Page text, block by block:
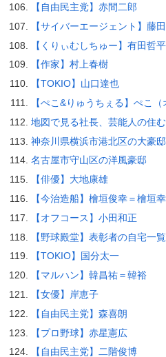
【自由民主党】赤間二郎
【サイバーエージェント】藤
【くりぃむしちゅー】有田哲平
【作家】村上春樹
【TOKIO】山口達也
【ぺこ&りゅうちぇる】ぺこ（
地図で見る社長、芸能人の住
神奈川県横浜市港北区の大豪邸
名古屋市守山区の洋風豪邸
【俳優】大地康雄
【今治造船】檜垣俊幸＝檜垣
【オフコース】小田和正
【野球殿堂】表彰者の自宅一覧
【TOKIO】国分太一
【マルハン】韓昌祐＝韓裕
【女優】岸恵子
【自由民主党】森喜朗
【プロ野球】赤星憲広
【自由民主党】二階俊博